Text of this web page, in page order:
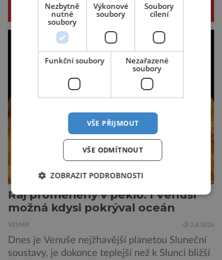
SOUVISEJÍCÍ ČLÁNKY
Ráj proměněný v peklo. I Venuši
možná kdysi pokrýval oceán
VESMÍR 2.8.2026
Dnes je Venuše nejžhavější planetou Sluneční
soustavy, je dokonce teplejší než k Slunci bližší
Nezbytně
nutné
soubory
Výkonové
soubory
Soubory
cílení
Funkční soubory
Nezařazené
soubory
VŠE PŘIJMOUT
VŠE ODMÍTNOUT
ZOBRAZIT PODROBNOSTI